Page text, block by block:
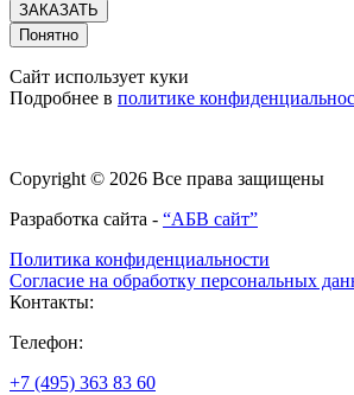
ЗАКАЗАТЬ
Понятно
Сайт использует куки
Подробнее в политике
Copyright © 2026 Все права защищены
Разработка сайта - “АБВ сайт”
Политика конфиденциальности
Согласие на обработку персональных
Контакты:
Телефон:
+7 (495) 363 83 60